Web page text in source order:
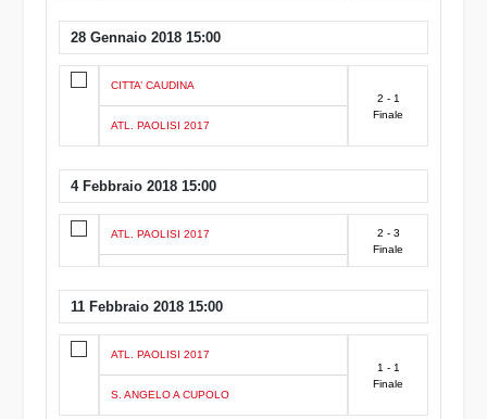
28 Gennaio 2018 15:00
CITTA’ CAUDINA
ATL. PAOLISI 2017
2 - 1
Finale
4 Febbraio 2018 15:00
ATL. PAOLISI 2017
2 - 3
Finale
11 Febbraio 2018 15:00
ATL. PAOLISI 2017
S. ANGELO A CUPOLO
1 - 1
Finale